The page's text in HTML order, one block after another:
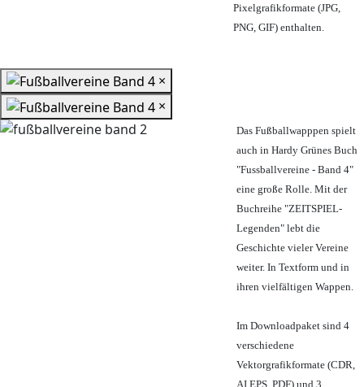
Pixelgrafikformate (JPG,
PNG, GIF) enthalten.
×
×
Das Fußballwapppen spielt
auch in Hardy Grünes Buch
"Fussballvereine - Band 4"
eine große Rolle. Mit der
Buchreihe "ZEITSPIEL-
Legenden" lebt die
Geschichte vieler Vereine
weiter. In Textform und in
ihren vielfältigen Wappen.
Im Downloadpaket sind 4
verschiedene
Vektorgrafikformate (CDR,
AI EPS, PDF) und 3